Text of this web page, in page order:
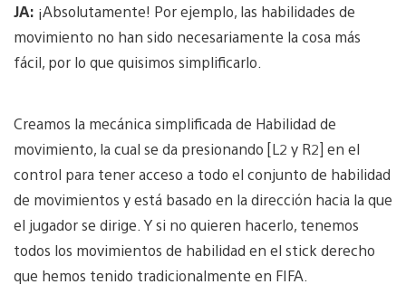
JA: ¡Absolutamente! Por ejemplo, las habilidades de
movimiento no han sido necesariamente la cosa más
fácil, por lo que quisimos simplificarlo.
Creamos la mecánica simplificada de Habilidad de
movimiento, la cual se da presionando [L2 y R2] en el
control para tener acceso a todo el conjunto de habilidad
de movimientos y está basado en la dirección hacia la que
el jugador se dirige. Y si no quieren hacerlo, tenemos
todos los movimientos de habilidad en el stick derecho
que hemos tenido tradicionalmente en FIFA.